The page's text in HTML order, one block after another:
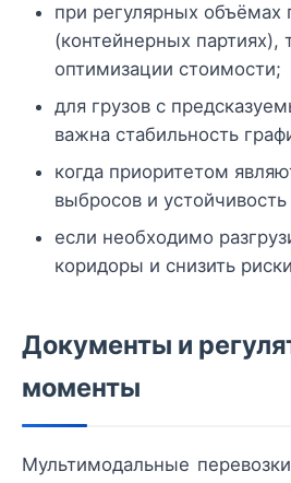
при регулярных объёмах
(контейнерных партиях),
оптимизации стоимости;
для грузов с
важна стабильность
когда приоритетом
выбросов и
если необходимо
коридоры и снизить
Документы и
моменты
Мультимодальные